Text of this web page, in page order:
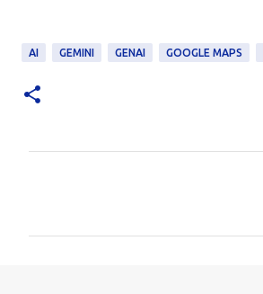
AI GEMINI GENAI GOOGLE MAPS